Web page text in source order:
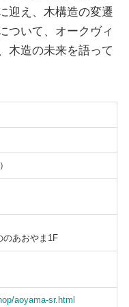
迎え、木構造の変遷
ついて、オークヴィ
木造の未来を語って
のあおやま1F
aoyama-sr.html